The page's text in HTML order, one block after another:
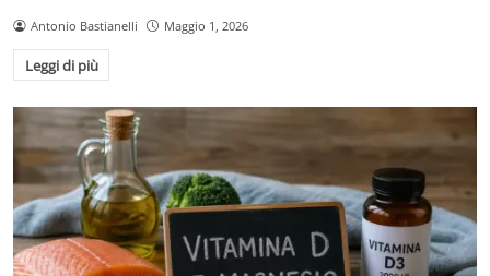
Antonio Bastianelli Maggio 1, 2026
Leggi di più